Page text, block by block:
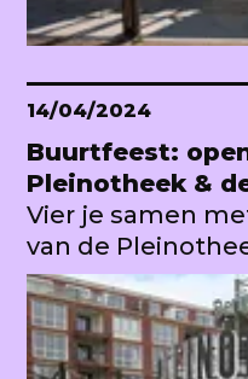
14/04/2024
Buurtfeest:
Pleinotheek &
Vier je samen
van de